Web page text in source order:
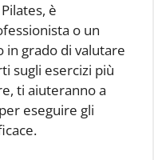
è
o un
in grado di valutare
sugli esercizi più
ti aiuteranno a
eseguire gli